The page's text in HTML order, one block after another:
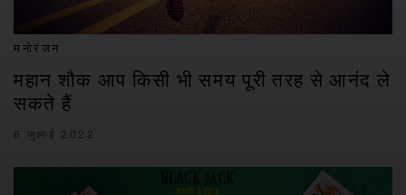
मनोरंजन
महान शौक आप किसी भी समय पूरी तरह से आनंद ले
सकते हैं
6 जुलाई 2022